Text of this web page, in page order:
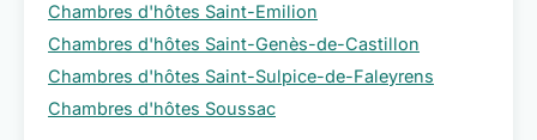
Chambres d'hôtes Saint-Emilion
Chambres d'hôtes Saint-Genès-de-Castillon
Chambres d'hôtes Saint-Sulpice-de-Faleyrens
Chambres d'hôtes Soussac